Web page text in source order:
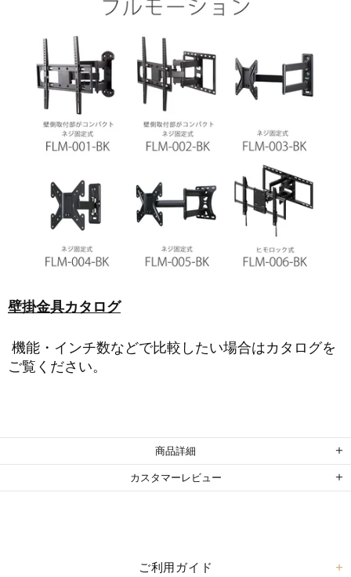
壁掛金具カタログ
機能・インチ数などで比較したい場合はカタログを
ご覧ください。
商品詳細
カスタマーレビュー
ご利用ガイド